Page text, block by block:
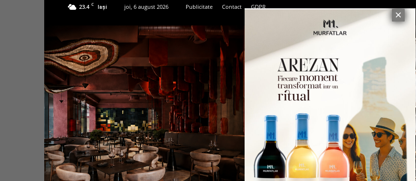
23.4 C Iași joi, 6 august 2026 Publicitate Contact GDPR